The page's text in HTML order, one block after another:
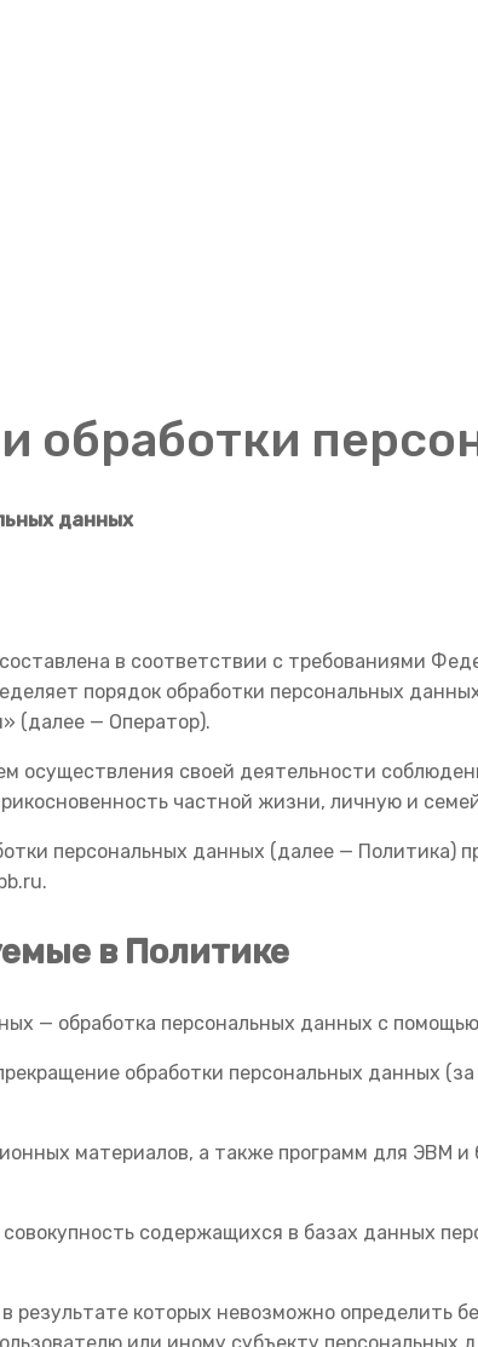
обработки
данных
в соответствии с требованиями
порядок обработки персональных
(далее — Оператор).
осуществления своей деятельности
частной жизни, личную и
персональных данных (далее — Политика)
в Политике
— обработка персональных данных с
обработки персональных данных
материалов, а также программ для ЭВМ
содержащихся в базах данных
которых невозможно определить
или иному субъекту персональных